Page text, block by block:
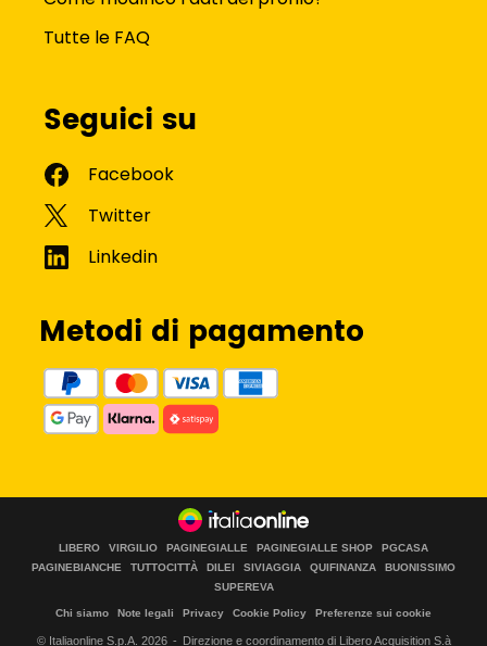
Tutte le FAQ
Seguici su
Metodi di pagamento
LIBERO VIRGILIO PAGINEGIALLE PAGINEGIALLE SHOP
PGCASA
PAGINEBIANCHE
TUTTOCITTÀ DILEI SIVIAGGIA QUIFINANZA
BUONISSIMO
SUPEREVA
Chi siamo Note legali Privacy Cookie Policy Preferenze sui cookie
© Italiaonline S.p.A. 2026 Direzione e coordinamento di Libero Acquisition S.à